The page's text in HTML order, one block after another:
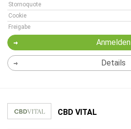
Stornoquote
Cookie
Freigabe
Anmelden
Details
CBD VITAL